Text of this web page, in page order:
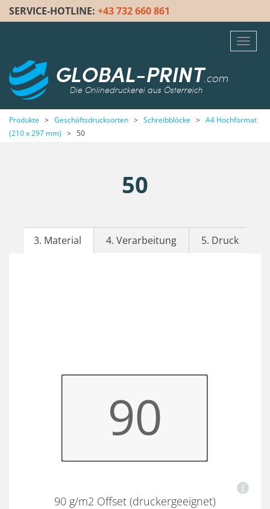
SERVICE-HOTLINE: +43 732 660 861
GLOBAL-PRINT.com
Die Onlinedruckerei aus Österreich
Produkte > Geschäftsdrucksorten > Schreibblöcke > A4 Hochformat
(210 x 297 mm) > 50
50
3. Material 4. Verarbeitung 5. Druck
90 g/m2 Offset (druckergeeignet)